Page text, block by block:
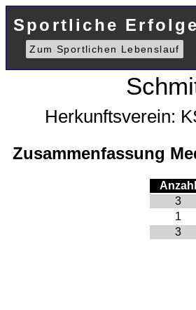
Sportliche
Zum Sportlichen Lebenslauf
Herkunftsverein:
Zusammenfassung
Anzahl
3
1
3